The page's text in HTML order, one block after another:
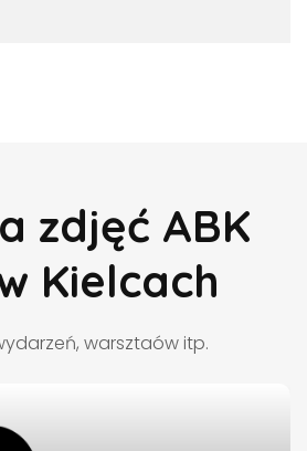
zdjęć ABK
Kielcach
warsztaów itp.